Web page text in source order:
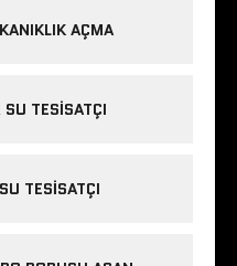
AÇMA
SU TESISATÇI
TESISATÇI